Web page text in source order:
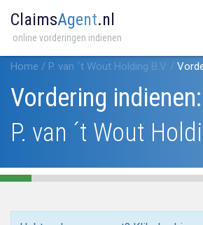
ClaimsAgent.nl
online vorderingen indienen
Home / P. van ´t Wout Holding B.V. /
Vordering indienen:
P. van ´t Wout